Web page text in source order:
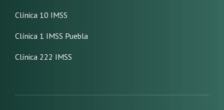
Clínica 10 IMSS
Clínica 1 IMSS Puebla
Clínica 222 IMSS